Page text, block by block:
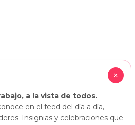
+
a la vista de todos.
en el feed del día a día,
Insignias y celebraciones que